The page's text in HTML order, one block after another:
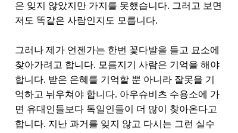
은 잊지 않았지만 가지를 못했습니다. 그러고 보면
저도 똑같은 사람인지도 모릅니다.
그러나 제가 언젠가는 한번 꽃다발을 들고 묘소에
찾아가려고 합니다. 모름지기 사람은 기억을 해야
합니다. 받은 은혜를 기억할 뿐 아니라 잘못을 기
억하고 뉘우쳐야 합니다. 아우슈비츠 수용소에 가
면 유대인들보다 독일인들이 더 많이 찾아온다고
합니다. 지난 과거를 잊지 않고 다시는 그런 실수